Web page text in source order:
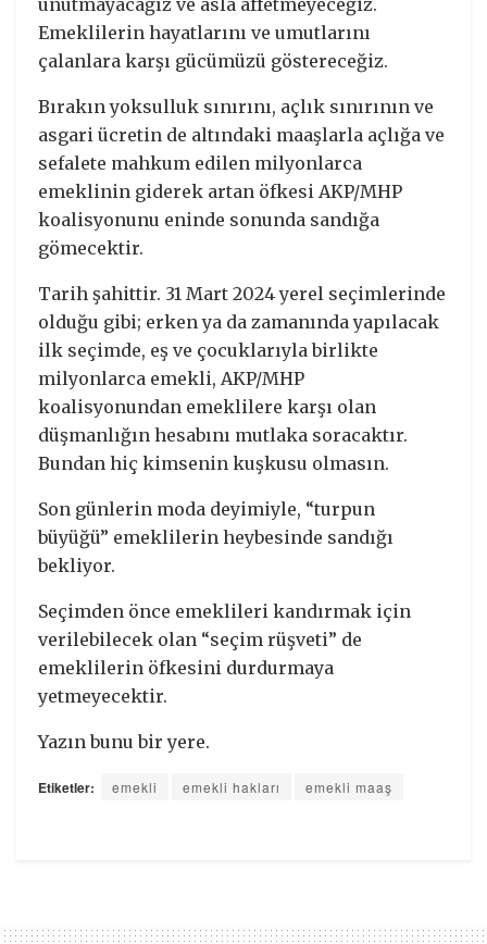
Emeklilerin hayatlarını ve umutlarını
çalanlara karşı gücümüzü göstereceğiz.
Bırakın yoksulluk sınırını, açlık sınırının ve
asgari ücretin de altındaki maaşlarla açlığa ve
sefalete mahkum edilen milyonlarca
emeklinin giderek artan öfkesi AKP/MHP
koalisyonunu eninde sonunda sandığa
gömecektir.
Tarih şahittir. 31 Mart 2024 yerel seçimlerinde
olduğu gibi; erken ya da zamanında yapılacak
ilk seçimde, eş ve çocuklarıyla birlikte
milyonlarca emekli, AKP/MHP
koalisyonundan emeklilere karşı olan
düşmanlığın hesabını mutlaka soracaktır.
Bundan hiç kimsenin kuşkusu olmasın.
Son günlerin moda deyimiyle, “turpun
büyüğü” emeklilerin heybesinde sandığı
bekliyor.
Seçimden önce emeklileri kandırmak için
verilebilecek olan “seçim rüşveti” de
emeklilerin öfkesini durdurmaya
yetmeyecektir.
Yazın bunu bir yere.
Etiketler: emekli emekli hakları emekli maaş